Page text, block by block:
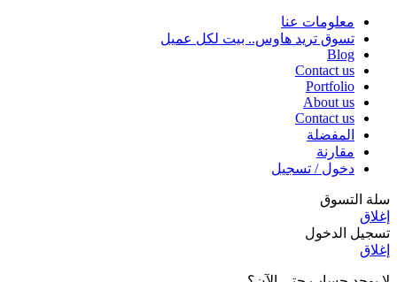
معلومات عنا
تسوق تريد هاوس.. بيت لكل عميل
Blog
Contact us
Portfolio
About us
Contact us
المفضلة
مقارنة
دخول / تسجيل
سلة التسوق
إغلاق
تسجيل الدخول
إغلاق